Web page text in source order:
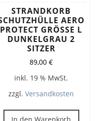
STRANDKORB
AERO
PROTECT GRÖSSE L D
UNKELGRAU 2 S
ITZER
89,00€
inkl. 19 % MwSt.
zzgl.Versandkosten